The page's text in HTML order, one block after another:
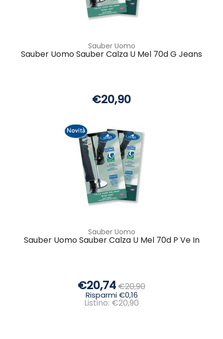
Sauber Uomo
Sauber Uomo Sauber Calza U Mel 70d G Jeans
€20,90
Sauber Uomo
Sauber Uomo Sauber Calza U Mel 70d P Ve In
€20,74€20,90
Risparmi €0,16
Listino: €20,90